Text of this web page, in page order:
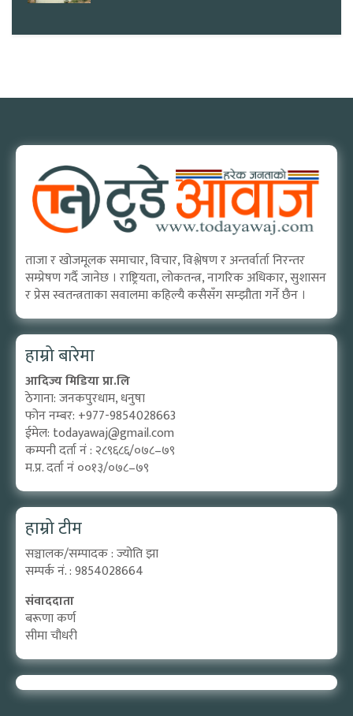
ताजा र खोजमूलक समाचार, विचार, विश्लेषण र अन्तर्वार्ता निरन्तर
सम्प्रेषण गर्दै जानेछ । राष्ट्रियता, लोकतन्त्र, नागरिक अधिकार, सुशासन
र प्रेस स्वतन्त्रताका सवालमा कहिल्यै कसैसँग सम्झौता गर्ने छैन ।
हाम्रो बारेमा
आदिज्य मिडिया प्रा.लि
ठेगाना: जनकपुरधाम, धनुषा
फोन नम्बर: +977-9854028663
ईमेल: todayawaj@gmail.com
कम्पनी दर्ता नं : २८९६८६/०७८–७९
म.प्र. दर्ता नं ००१३/०७८–७९
हाम्रो टीम
सञ्चालक/सम्पादक : ज्योति झा
सम्पर्क नं. : 9854028664
संवाददाता
बरूणा कर्ण
सीमा चौधरी